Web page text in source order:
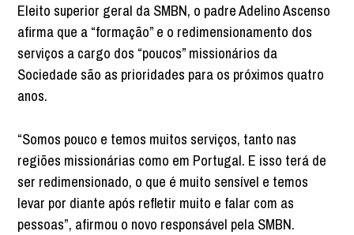
Eleito superior geral da SMBN, o padre Adelino Ascenso
afirma que a “formação” e o redimensionamento dos
serviços a cargo dos “poucos” missionários da
Sociedade são as prioridades para os próximos quatro
anos.
“Somos pouco e temos muitos serviços, tanto nas
regiões missionárias como em Portugal. E isso terá de
ser redimensionado, o que é muito sensível e temos
levar por diante após refletir muito e falar com as
pessoas”, afirmou o novo responsável pela SMBN.